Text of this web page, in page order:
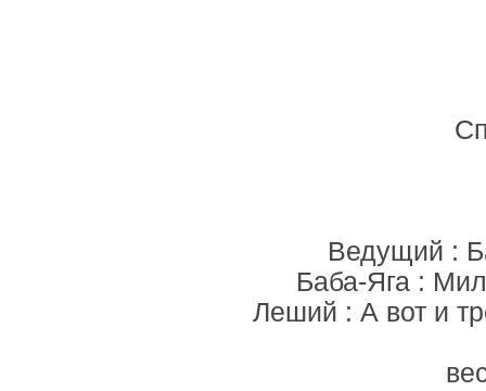
Ведущий :
Баба-Яга :
Леший : А вот и